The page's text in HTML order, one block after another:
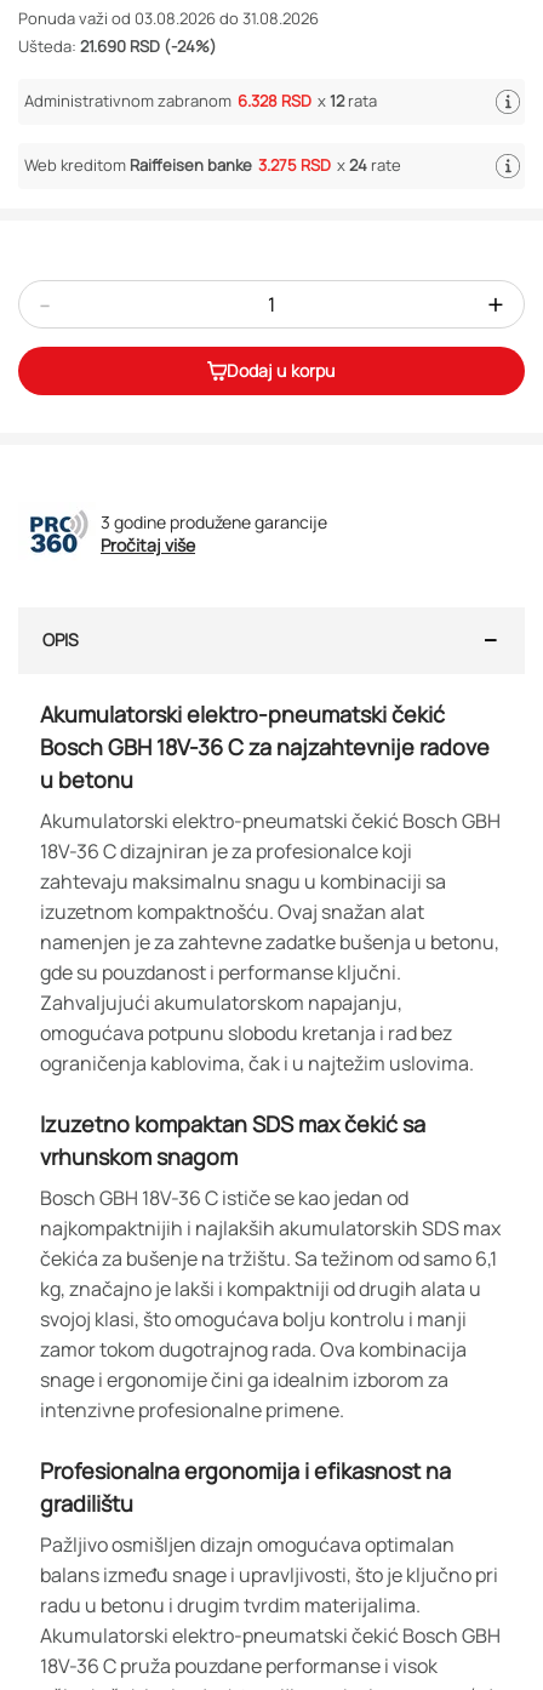
Ponuda važi od 03.08.2026 do 31.08.2026
Ušteda: 21.690 RSD (-24%)
Administrativnom zabranom 6.328 RSD x12rata
Web kreditom Raiffeisen banke 3.275 RSD x24 rate
- +
Dodaj u korpu
3 godine produžene garancije
Pročitaj više
OPIS
Akumulatorski elektro-pneumatski čekić
Bosch GBH 18V-36 C za najzahtevnije radove
u betonu
Akumulatorski elektro-pneumatski čekić Bosch GBH
18V-36 C dizajniran je za profesionalce koji
zahtevaju maksimalnu snagu u kombinaciji sa
izuzetnom kompaktnošću. Ovaj snažan alat
namenjen je za zahtevne zadatke bušenja u betonu,
gde su pouzdanost i performanse ključni.
Zahvaljujući akumulatorskom napajanju,
omogućava potpunu slobodu kretanja i rad bez
ograničenja kablovima, čak i u najtežim uslovima.
Izuzetno kompaktan SDS max čekić sa
vrhunskom snagom
Bosch GBH 18V-36 C ističe se kao jedan od
najkompaktnijih i najlakših akumulatorskih SDS max
čekića za bušenje na tržištu. Sa težinom od samo 6,1
kg, značajno je lakši i kompaktniji od drugih alata u
svojoj klasi, što omogućava bolju kontrolu i manji
zamor tokom dugotrajnog rada. Ova kombinacija
snage i ergonomije čini ga idealnim izborom za
intenzivne profesionalne primene.
Profesionalna ergonomija i efikasnost na
gradilištu
Pažljivo osmišljen dizajn omogućava optimalan
balans između snage i upravljivosti, što je ključno pri
radu u betonu i drugim tvrdim materijalima.
Akumulatorski elektro-pneumatski čekić Bosch GBH
18V-36 C pruža pouzdane performanse i visok